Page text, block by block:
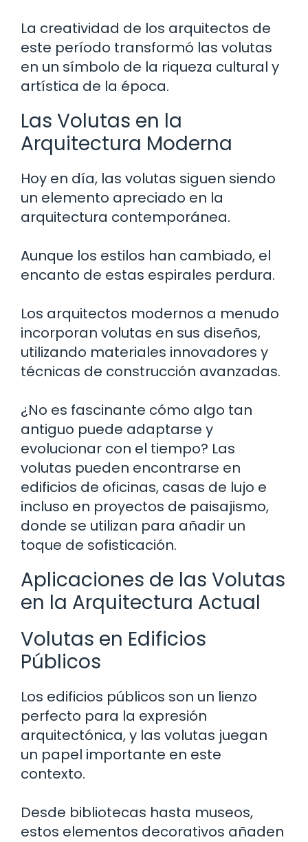
La creatividad de los arquitectos de
este período transformó las volutas
en un símbolo de la riqueza cultural y
artística de la época.
Las Volutas en la
Arquitectura Moderna
Hoy en día, las volutas siguen siendo
un elemento apreciado en la
arquitectura contemporánea.
Aunque los estilos han cambiado, el
encanto de estas espirales perdura.
Los arquitectos modernos a menudo
incorporan volutas en sus diseños,
utilizando materiales innovadores y
técnicas de construcción avanzadas.
¿No es fascinante cómo algo tan
antiguo puede adaptarse y
evolucionar con el tiempo? Las
volutas pueden encontrarse en
edificios de oficinas, casas de lujo e
incluso en proyectos de paisajismo,
donde se utilizan para añadir un
toque de sofisticación.
Aplicaciones de las Volutas
en la Arquitectura Actual
Volutas en Edificios
Públicos
Los edificios públicos son un lienzo
perfecto para la expresión
arquitectónica, y las volutas juegan
un papel importante en este
contexto.
Desde bibliotecas hasta museos,
estos elementos decorativos añaden